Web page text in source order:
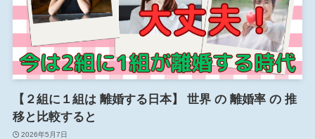
【２組に１組は 離婚する日本】 世界 の 離婚率 の 推
移と比較すると
2026年5月7日